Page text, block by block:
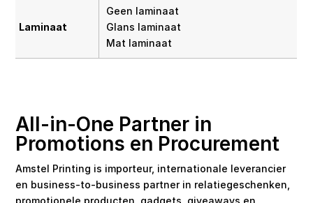
Laminaat
Geen laminaat
Glans laminaat
Mat laminaat
All-in-One Partner in
Promotions en Procurement
Amstel Printing is importeur, internationale leverancier
en business-to-business partner in relatiegeschenken,
promotionele producten, gadgets, giveaways en